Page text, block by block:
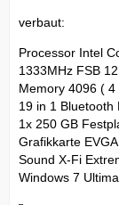
verbaut:
Processor Intel
1333MHz FSB
Memory 4096 (
19 in 1 Bluetooth
1x 250 GB
Grafikkarte
Sound X-Fi
Windows 7